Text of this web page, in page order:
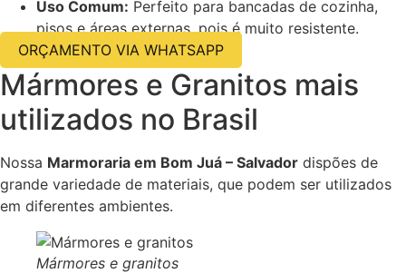
Uso Comum: Perfeito para bancadas de cozinha,
pisos e áreas externas, pois é muito resistente.
ORÇAMENTO VIA WHATSAPP
Mármores e Granitos mais
utilizados no Brasil
Nossa Marmoraria em Bom Juá – Salvador dispões de
grande variedade de materiais, que podem ser utilizados
em diferentes ambientes.
Mármores e granitos